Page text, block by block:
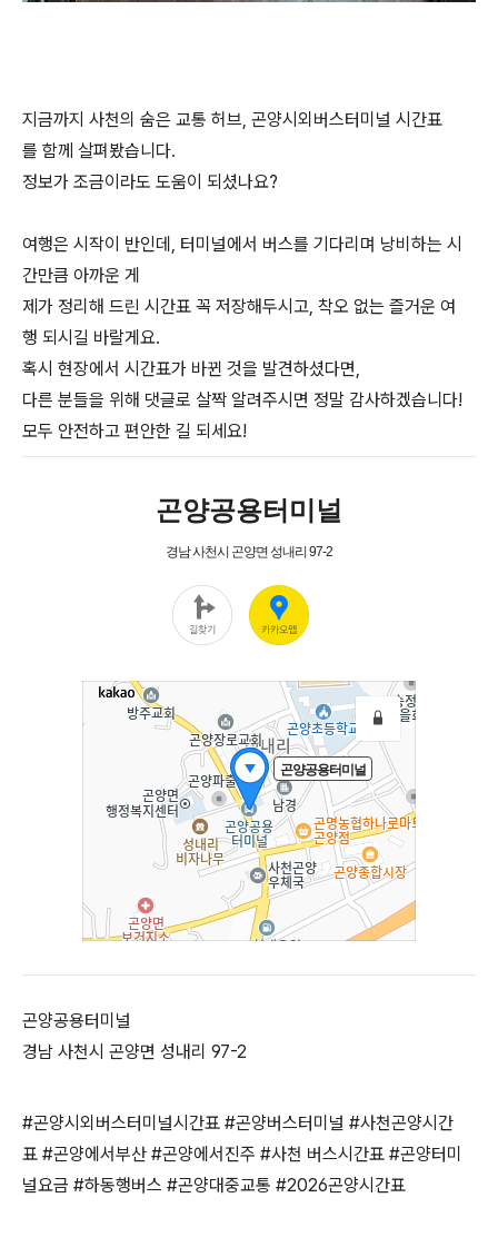
지금까지 사천의 숨은 교통 허브, 곤양시외버스터미널 시간표
를 함께 살펴봤습니다.
정보가 조금이라도 도움이 되셨나요?
여행은 시작이 반인데, 터미널에서 버스를 기다리며 낭비하는 시
간만큼 아까운 게
제가 정리해 드린 시간표 꼭 저장해두시고, 착오 없는 즐거운 여
행 되시길 바랄게요.
혹시 현장에서 시간표가 바뀐 것을 발견하셨다면,
다른 분들을 위해 댓글로 살짝 알려주시면 정말 감사하겠습니다!
모두 안전하고 편안한 길 되세요!
곤양공용터미널
경남 사천시 곤양면 성내리 97-2
#곤양시외버스터미널시간표 #곤양버스터미널 #사천곤양시간
표 #곤양에서부산 #곤양에서진주 #사천 버스시간표 #곤양터미
널요금 #하동행버스 #곤양대중교통 #2026곤양시간표